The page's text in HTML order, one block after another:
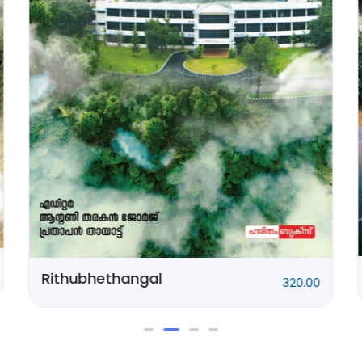
Ponnani Kissa 250.00